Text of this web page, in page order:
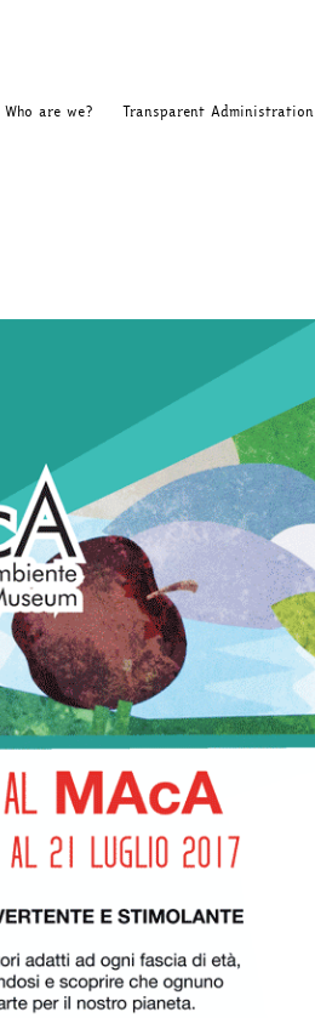
Who are we? Transparent Administration